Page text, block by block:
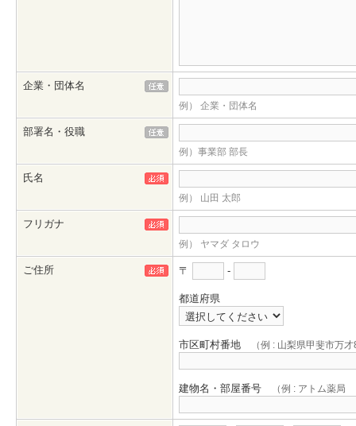
企業・団体名
例） 企業・団体名
部署名・役職
例）事業部 部長
氏名
例） 山田 太郎
フリガナ
例） ヤマダ タロウ
ご住所 〒 -
都道府県
市区町村番地 （例 : 山梨県甲斐市万
建物名・部屋番号 （例 : アトム薬局